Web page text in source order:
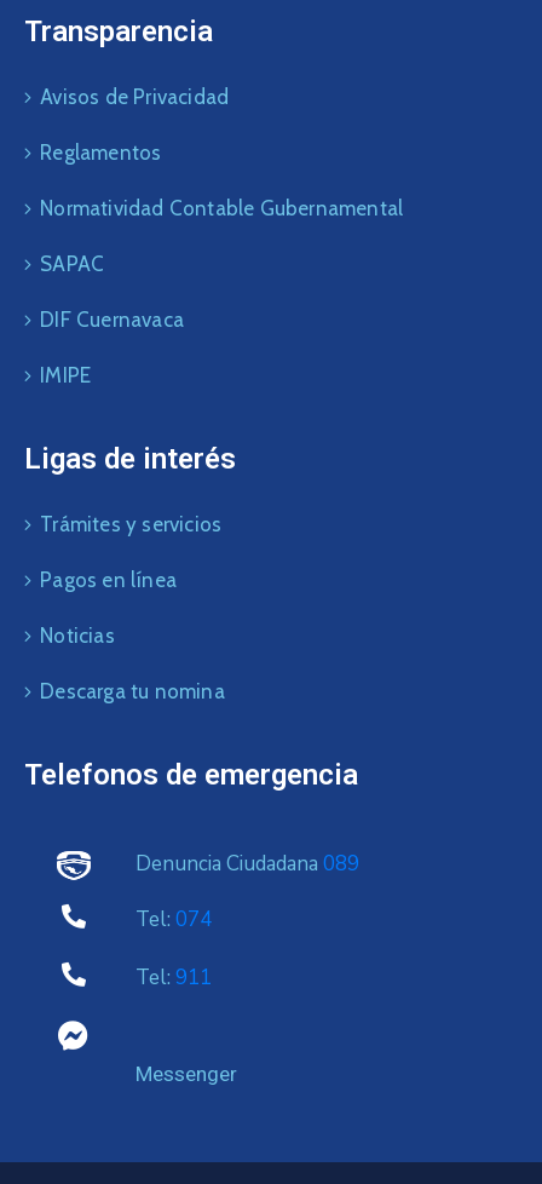
Transparencia
Avisos de Privacidad
Reglamentos
Normatividad Contable Gubernamental
SAPAC
DIF Cuernavaca
IMIPE
Ligas de interés
Trámites y servicios
Pagos en línea
Noticias
Descarga tu nomina
Telefonos de emergencia
Denuncia Ciudadana 089
Tel: 074
Tel: 911
Messenger